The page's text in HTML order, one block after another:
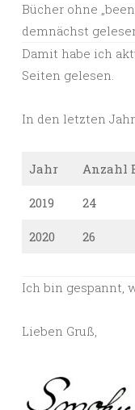
Bücher ohne
demnächst
Damit habe ich
Seiten gelesen.
In den letzten
Jahr Anzahl
2019 24
2020 26
Ich bin gespannt,
Lieben Gruß,